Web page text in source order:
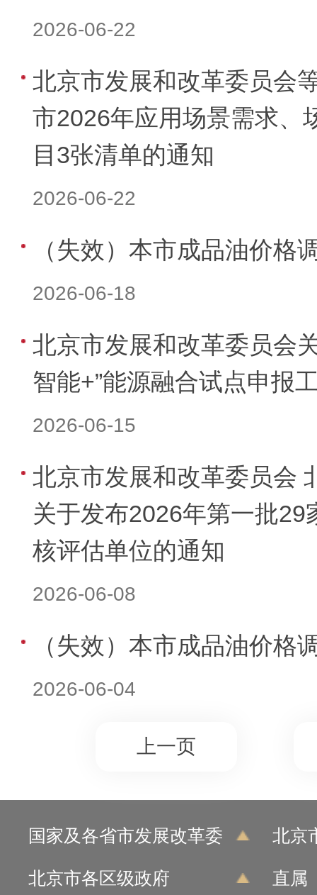
2026-06-22
北京市发展和改革委员会
市2026年应用场景需求、
目3张清单的通知
2026-06-22
（失效）本市成品油价格
2026-06-18
北京市发展和改革委员会
智能+”能源融合试点申报
2026-06-15
北京市发展和改革委员会
关于发布2026年第一批29
核评估单位的通知
2026-06-08
（失效）本市成品油价格
2026-06-04
上一页
国家及各省市发展改革委 北京
北京市各区级政府 直属